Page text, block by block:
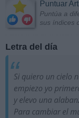
Puntuar
Puntúa a
sus índices
Letra del día
Si quiero un cielo
empiezo yo
y elevo una
Para cambiar el